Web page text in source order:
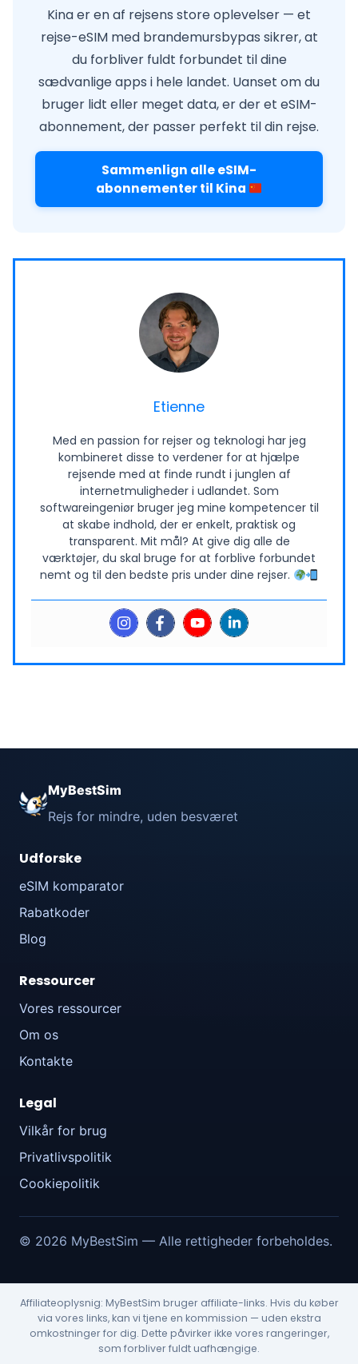
Kina er en af rejsens store oplevelser — et
rejse-eSIM med brandemursbypas sikrer, at
du forbliver fuldt forbundet til dine
sædvanlige apps i hele landet. Uanset om du
bruger lidt eller meget data, er der et eSIM-
abonnement, der passer perfekt til din rejse.
Sammenlign alle eSIM-
abonnementer til Kina
Etienne
Med en passion for rejser og teknologi har jeg
kombineret disse to verdener for at hjælpe
rejsende med at finde rundt i junglen af
internetmuligheder i udlandet. Som
softwareingeniør bruger jeg mine kompetencer til
at skabe indhold, der er enkelt, praktisk og
transparent. Mit mål? At give dig alle de
værktøjer, du skal bruge for at forblive forbundet
nemt og til den bedste pris under dine rejser.
MyBestSim
Rejs for mindre, uden besværet
Udforske
eSIM komparator
Rabatkoder
Blog
Ressourcer
Vores ressourcer
Om os
Kontakte
Legal
Vilkår for brug
Privatlivspolitik
Cookiepolitik
© 2026 MyBestSim — Alle rettigheder forbeholdes.
Affiliateoplysnig: MyBestSim bruger affiliate-links. Hvis du køber
via vores links, kan vi tjene en kommission — uden ekstra
omkostninger for dig. Dette påvirker ikke vores rangeringer,
som forbliver fuldt uafhængige.